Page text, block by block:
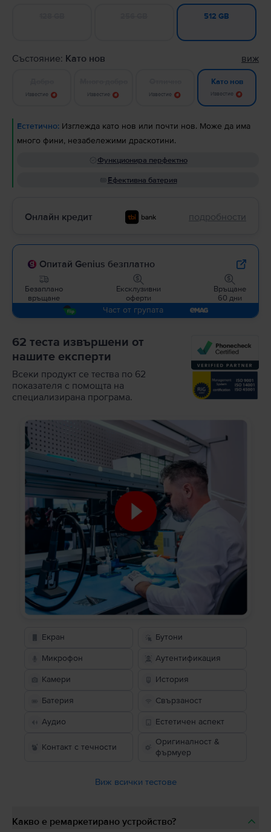
512 GB
Състояние: Като нов виж
Известие Известие Известие
Като нов
Известие
Естетично: Изглежда като нов или почти нов. Може да има
много фини, незабележими драскотини.
Функционира перфектно
Ефективна батерия
Онлайн кредит подробности
Опитай Genius безплатно
Безаплано
връщане
Ексклузивни
оферти
Връщане
60 дни
Част от групата
62 теста извършени от
нашите експерти
Всеки продукт се тества по 62
показателя с помощта на
специализирана програма.
Екран Бутони
Микрофон Аутентификация
Камери История
Батерия Свързаност
Аудио Естетичен аспект
Контакт с течности
Оригиналност &
фърмуер
Виж всички тестове
Какво е ремаркетирано устройство?